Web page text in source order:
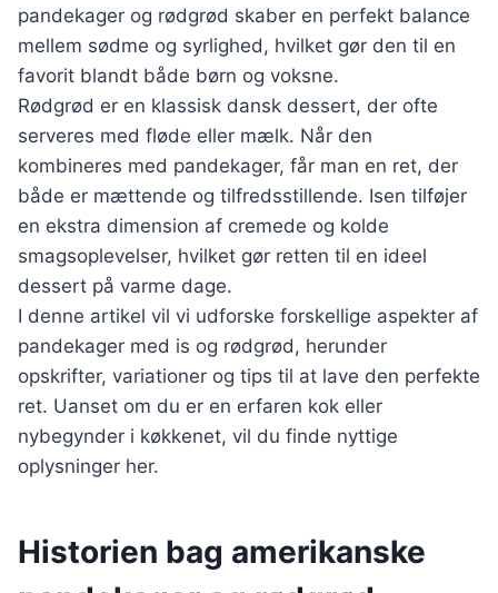
pandekager og rødgrød skaber en perfekt balance
mellem sødme og syrlighed, hvilket gør den til en
favorit blandt både børn og voksne.
Rødgrød er en klassisk dansk dessert, der ofte
serveres med fløde eller mælk. Når den
kombineres med pandekager, får man en ret, der
både er mættende og tilfredsstillende. Isen tilføjer
en ekstra dimension af cremede og kolde
smagsoplevelser, hvilket gør retten til en ideel
dessert på varme dage.
I denne artikel vil vi udforske forskellige aspekter af
pandekager med is og rødgrød, herunder
opskrifter, variationer og tips til at lave den perfekte
ret. Uanset om du er en erfaren kok eller
nybegynder i køkkenet, vil du finde nyttige
oplysninger her.
Historien bag amerikanske